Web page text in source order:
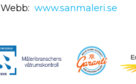
Webb: www.sanmaleri.se